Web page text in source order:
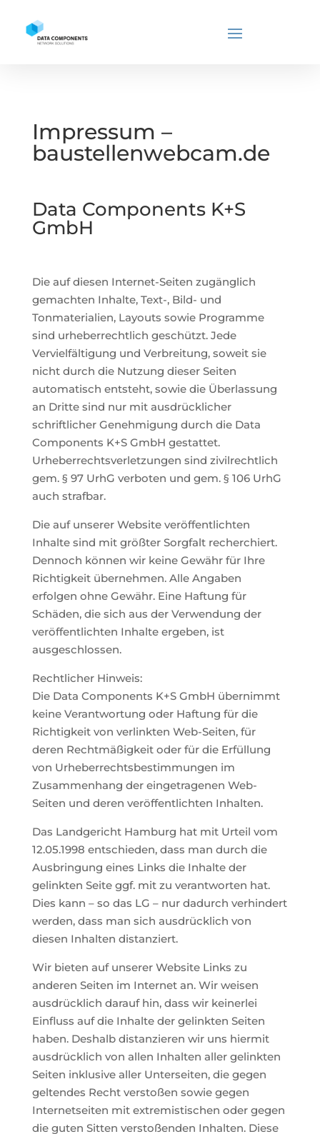
Impressum –
baustellenwebcam.de
Data Components K+S
GmbH
Die auf diesen Internet-Seiten zugänglich
gemachten Inhalte, Text-, Bild- und
Tonmaterialien, Layouts sowie Programme
sind urheberrechtlich geschützt. Jede
Vervielfältigung und Verbreitung, soweit sie
nicht durch die Nutzung dieser Seiten
automatisch entsteht, sowie die Überlassung
an Dritte sind nur mit ausdrücklicher
schriftlicher Genehmigung durch die Data
Components K+S GmbH gestattet.
Urheberrechtsverletzungen sind zivilrechtlich
gem. § 97 UrhG verboten und gem. § 106 UrhG
auch strafbar.
Die auf unserer Website veröffentlichten
Inhalte sind mit größter Sorgfalt recherchiert.
Dennoch können wir keine Gewähr für Ihre
Richtigkeit übernehmen. Alle Angaben
erfolgen ohne Gewähr. Eine Haftung für
Schäden, die sich aus der Verwendung der
veröffentlichten Inhalte ergeben, ist
ausgeschlossen.
Rechtlicher Hinweis:
Die Data Components K+S GmbH übernimmt
keine Verantwortung oder Haftung für die
Richtigkeit von verlinkten Web-Seiten, für
deren Rechtmäßigkeit oder für die Erfüllung
von Urheberrechtsbestimmungen im
Zusammenhang der eingetragenen Web-
Seiten und deren veröffentlichten Inhalten.
Das Landgericht Hamburg hat mit Urteil vom
12.05.1998 entschieden, dass man durch die
Ausbringung eines Links die Inhalte der
gelinkten Seite ggf. mit zu verantworten hat.
Dies kann – so das LG – nur dadurch verhindert
werden, dass man sich ausdrücklich von
diesen Inhalten distanziert.
Wir bieten auf unserer Website Links zu
anderen Seiten im Internet an. Wir weisen
ausdrücklich darauf hin, dass wir keinerlei
Einfluss auf die Inhalte der gelinkten Seiten
haben. Deshalb distanzieren wir uns hiermit
ausdrücklich von allen Inhalten aller gelinkten
Seiten inklusive aller Unterseiten, die gegen
geltendes Recht verstoßen sowie gegen
Internetseiten mit extremistischen oder gegen
die guten Sitten verstoßenden Inhalten. Diese